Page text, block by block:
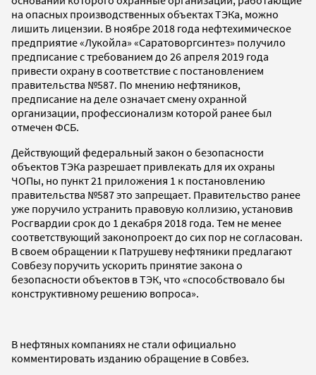
на опасных производственных объектах ТЭКа, можно
лишить лицензии. В ноябре 2018 года нефтехимическое
предприятие «Лукойла» «Саратоворгсинтез» получило
предписание с требованием до 26 апреля 2019 года
привести охрану в соответствие с постановлением
правительства №587. По мнению нефтяников,
предписание на деле означает смену охранной
организации, профессионализм которой ранее был
отмечен ФСБ.
Действующий федеральный закон о безопасности
объектов ТЭКа разрешает привлекать для их охраны
ЧОПы, но пункт 21 приложения 1 к постановлению
правительства №587 это запрещает. Правительство ранее
уже поручило устранить правовую коллизию, установив
Росгвардии срок до 1 декабря 2018 года. Тем не менее
соответствующий законопроект до сих пор не согласован.
В своем обращении к Патрушеву нефтяники предлагают
Совбезу поручить ускорить принятие закона о
безопасности объектов в ТЭК, что «способствовало бы
конструктивному решению вопроса».
В нефтяных компаниях не стали официально
комментировать изданию обращение в Совбез.